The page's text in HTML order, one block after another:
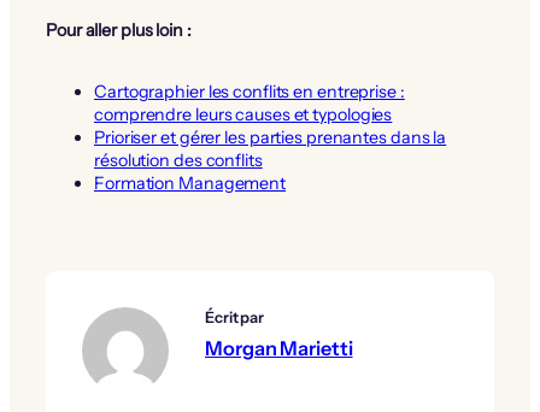
Pour aller plus loin :
Cartographier les conflits en entreprise :
comprendre leurs causes et typologies
Prioriser et gérer les parties prenantes dans la
résolution des conflits
Formation Management
Écrit par
Morgan Marietti